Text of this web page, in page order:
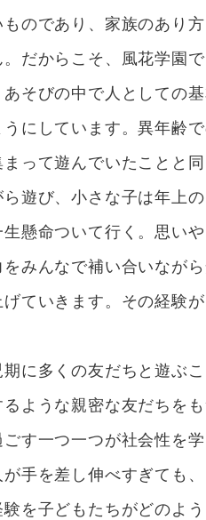
のであり、家族のあり
だからこそ、風花学園
そびの中で人としての
うにしています。異年齢
まって遊んでいたことと
遊び、小さな子は年上
懸命ついて行く。思い
をみんなで補い合いなが
ていきます。その経験
期に多くの友だちと遊ぶ
ような親密な友だちを
す一つ一つが社会性を
が手を差し伸べすぎても
験を子どもたちがどのよ